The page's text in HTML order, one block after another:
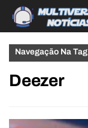
Navegação Na Tag
Deezer